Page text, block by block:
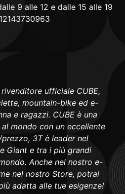
9 alle 12 e dalle 15 alle 19
ufficiale CUBE,
mountain-bike ed e-
e ragazzi. CUBE è una
mondo con un eccellente
3T è leader nel
Giant e tra i più grandi
Anche nel nostro e-
nel nostro Store, potrai
adatta alle tue esigenze!